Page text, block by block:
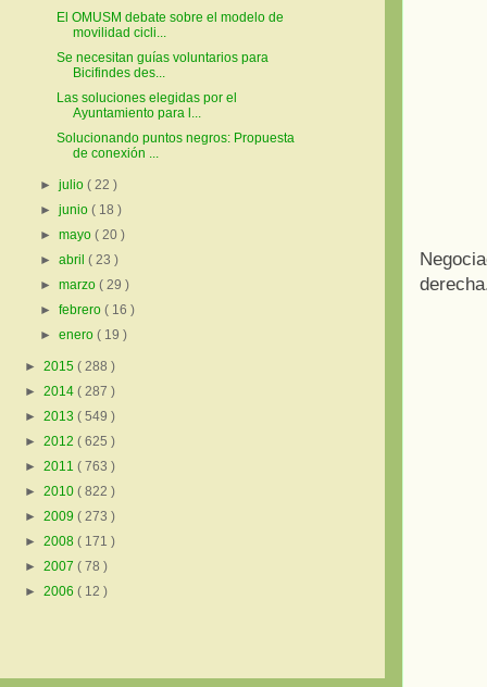
El OMUSM debate sobre el modelo de
movilidad cicli...
Se necesitan guías voluntarios para
Bicifindes des...
Las soluciones elegidas por el
Ayuntamiento para l...
Solucionando puntos negros: Propuesta
de conexión ...
►julio( 22 )
►junio( 18 )
►mayo( 20 )
►abril( 23 )
►marzo( 29 )
►febrero( 16 )
►enero( 19 )
► 2015 ( 288 )
► 2014 ( 287 )
► 2013 ( 549 )
► 2012 ( 625 )
► 2011 ( 763 )
► 2010 ( 822 )
► 2009 ( 273 )
► 2008 ( 171 )
► 2007 ( 78 )
► 2006 ( 12 )